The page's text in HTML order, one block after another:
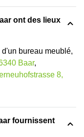
ont des lieux
bureau meublé,
Baar,
8,
fournissent